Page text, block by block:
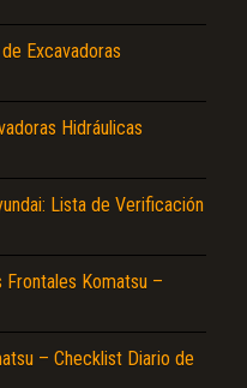
Excavadoras
Hidráulicas
Lista de Verificación
Frontales Komatsu –
– Checklist Diario de
el contenido.
son erróneos.
el contenido.